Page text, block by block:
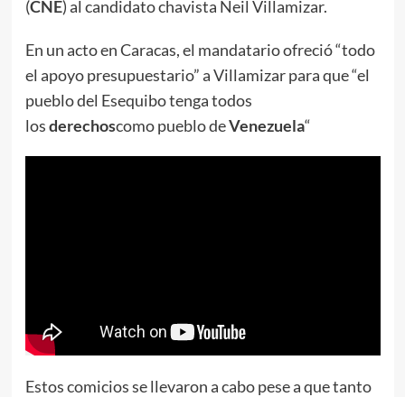
(CNE) al candidato chavista Neil Villamizar.
En un acto en Caracas, el mandatario ofreció “todo
el apoyo presupuestario” a Villamizar para que “el
pueblo del Esequibo tenga todos
losderechoscomo pueblo deVenezuela“
Estos comicios se llevaron a cabo pese a que tanto